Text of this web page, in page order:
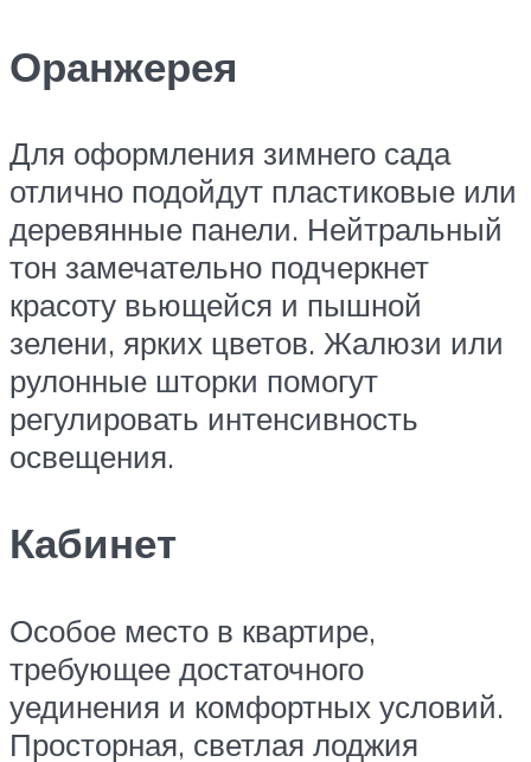
Оранжерея
Для оформления зимнего сада
отлично подойдут пластиковые или
деревянные панели. Нейтральный
тон замечательно подчеркнет
красоту вьющейся и пышной
зелени, ярких цветов. Жалюзи или
рулонные шторки помогут
регулировать интенсивность
освещения.
Кабинет
Особое место в квартире,
требующее достаточного
уединения и комфортных условий.
Просторная, светлая лоджия